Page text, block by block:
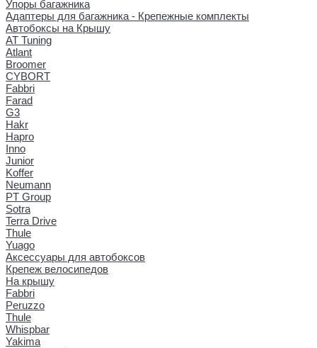
Упоры багажника
Адаптеры для багажника - Крепежные комплекты
Автобоксы на Крышу
AT Tuning
Atlant
Broomer
CYBORT
Fabbri
Farad
G3
Hakr
Hapro
Inno
Junior
Koffer
Neumann
PT Group
Sotra
Terra Drive
Thule
Yuago
Аксессуары для автобоксов
Крепеж велосипедов
На крышу
Fabbri
Peruzzo
Thule
Whispbar
Yakima